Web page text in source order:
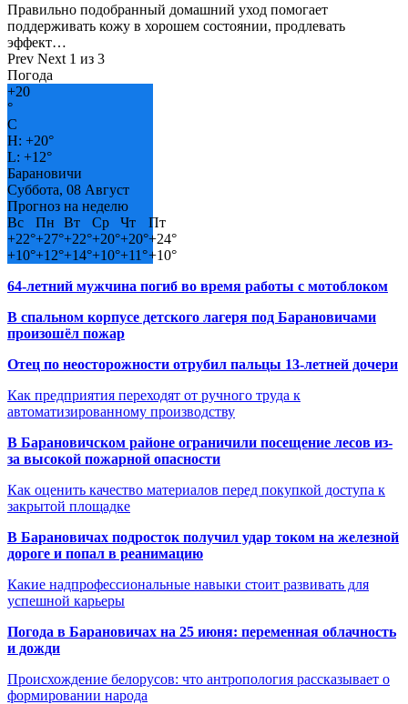
Правильно подобранный домашний уход помогает
поддерживать кожу в хорошем состоянии, продлевать
эффект…
Prev Next 1 из 3
Погода
+20
°
C
H: +20°
L: +12°
Барановичи
Суббота, 08 Август
Прогноз на неделю
Вс
Пн Вт Ср Чт
Пт
+22°+27°+22°+20°+20°+24°
+10°+12°+14°+10°+11°+10°
64-летний мужчина погиб во время работы с мотоблоком
В спальном корпусе детского лагеря под Барановичами
произошёл пожар
Отец по неосторожности отрубил пальцы 13-летней дочери
Как предприятия переходят от ручного труда к
автоматизированному производству
В Барановичском районе ограничили посещение лесов из-
за высокой пожарной опасности
Как оценить качество материалов перед покупкой доступа к
закрытой площадке
В Барановичах подросток получил удар током на железной
дороге и попал в реанимацию
Какие надпрофессиональные навыки стоит развивать для
успешной карьеры
Погода в Барановичах на 25 июня: переменная облачность
и дожди
Происхождение белорусов: что антропология рассказывает о
формировании народа